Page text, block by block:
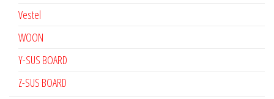
Vestel
WOON
Y-SUS BOARD
Z-SUS BOARD